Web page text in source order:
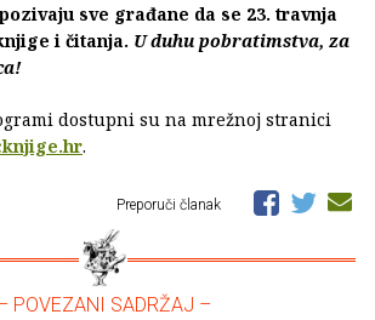
sve građane da se 23. travnja
i čitanja. U duhu pobratimstva, za
dostupni su na mrežnoj stranici
.
Preporuči članak
POVEZANI SADRŽAJ –